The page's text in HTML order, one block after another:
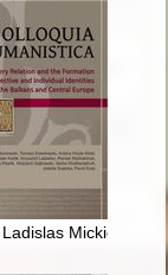
kresowych. T. 21,
Mickiewicz